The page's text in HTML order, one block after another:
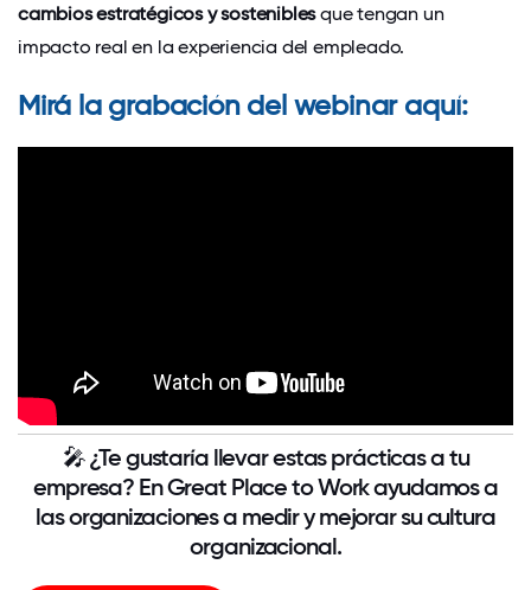
cambios estratégicos y sosteniblesque tengan un
impacto real en la experiencia del empleado.
Mirá la grabación del webinar aquí:
🎤¿Te gustaría llevar estas prácticas a tu
empresa? EnGreat Place to Workayudamos a
las organizaciones a medir y mejorar su cultura
organizacional.